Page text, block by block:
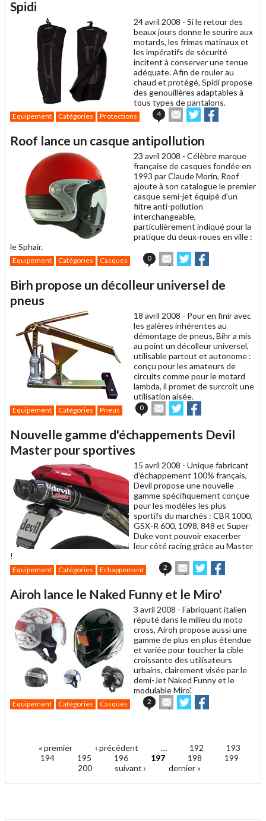
Spidi
24 avril 2008 - Si le retour des
beaux jours donne le sourire aux
motards, les frimas matinaux et
les impératifs de sécurité
incitent à conserver une tenue
adéquate. Afin de rouler au
chaud et protégé, Spidi propose
des genouillères adaptables à
tous types de pantalons.
Equipement Catégories Protections 4
Envoyer
cet
un
ami
Partager
sur sur
Roof lance un casque antipollution
23 avril 2008 - Célèbre marque
française de casques fondée en
1993 par Claude Morin, Roof
ajoute à son catalogue le premier
casque semi-jet équipé d'un
filtre anti-pollution
interchangeable,
particulièrement indiqué pour la
pratique du deux-roues en ville :
le Sphair.
Equipement Catégories Casques 0
Envoyer
cet
à
Partager
sur sur
Birh propose un décolleur universel de
pneus
18 avril 2008 - Pour en finir avec
les galères inhérentes au
démontage de pneus, Bihr a mis
au point un décolleur universel,
utilisable partout et autonome :
conçu pour les amateurs de
circuits comme pour le motard
lambda, il promet de surcroît une
utilisation aisée.
Equipement Catégories Pneus 0
Envoyer
cet
à
Partager
sur sur
Nouvelle gamme d'échappements Devil
Master pour sportives
15 avril 2008 - Unique fabricant
d'échappement 100% français,
Devil propose une nouvelle
gamme spécifiquement conçue
pour les modèles les plus
sportifs du marchés : CBR 1000,
GSX-R 600, 1098, 848 et Super
Duke vont pouvoir exacerber
leur côté racing grâce au Master
!
Equipement Catégories Echappement 2
Envoyer
cet
à
un
ami
Partager
sur sur
Airoh lance le Naked Funny et le Miro'
3 avril 2008 - Fabriquant italien
réputé dans le milieu du moto
cross, Airoh propose aussi une
gamme de plus en plus étendue
et variée pour toucher la cible
croissante des utilisateurs
urbains, clairement visée par le
demi-Jet Naked Funny et le
modulable Miro'.
Equipement Catégories Casques 2
Envoyer
cet
ami
Partager
sur sur
Pages« premier ‹ précédent … 192
193
194
195 196 197 198
199
200
suivant › dernier »